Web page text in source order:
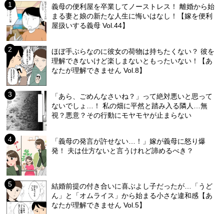
義母の便利屋を卒業してノーストレス！ 離婚から始
まる妻と娘の新たな人生に悔いはなし！【嫁を便利
屋扱いする義母 Vol.44】
ほぼ手ぶらなのに彼女の荷物は持ちたくない？ 彼を
理解できないけど楽しまないともったいない！【あ
なたが理解できません Vol.8】
「あら、ごめんなさいね？」って絶対悪いと思って
ないでしょ…！ 私の畑に平然と踏み入る隣人…無
視？悪意？その行動にモヤモヤが止まらない
「義母の発言が許せない…！」嫁が義母に怒り爆
発！ 夫は仕方ないと言うけれど諦めるべき？
結婚前提の付き合いに喜ぶよし子だったが…「うど
ん」と「オムライス」から始まる小さな違和感【あ
なたが理解できません Vol.5】